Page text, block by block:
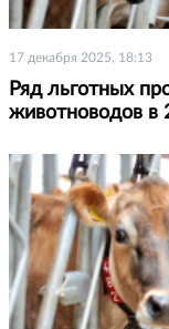
17 декабря 2025, 18:13
Ряд льготных
животноводов в